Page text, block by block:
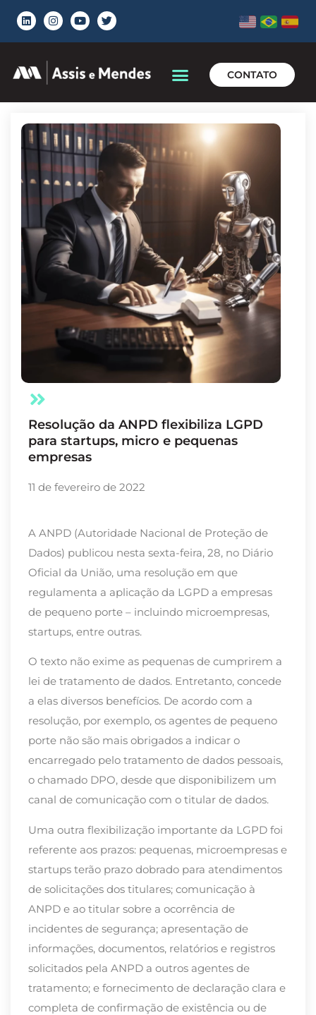
CONTATO
Resolução da ANPD flexibiliza LGPD
para startups, micro e pequenas
empresas
11 de fevereiro de 2022
A ANPD (Autoridade Nacional de Proteção de
Dados) publicou nesta sexta-feira, 28, no Diário
Oficial da União, uma resolução em que
regulamenta a aplicação da LGPD a empresas
de pequeno porte – incluindo microempresas,
startups, entre outras.
O texto não exime as pequenas de cumprirem a
lei de tratamento de dados. Entretanto, concede
a elas diversos benefícios. De acordo com a
resolução, por exemplo, os agentes de pequeno
porte não são mais obrigados a indicar o
encarregado pelo tratamento de dados pessoais,
o chamado DPO, desde que disponibilizem um
canal de comunicação com o titular de dados.
Uma outra flexibilização importante da LGPD foi
referente aos prazos: pequenas, microempresas e
startups terão prazo dobrado para atendimentos
de solicitações dos titulares; comunicação à
ANPD e ao titular sobre a ocorrência de
incidentes de segurança; apresentação de
informações, documentos, relatórios e registros
solicitados pela ANPD a outros agentes de
tratamento; e fornecimento de declaração clara e
completa de confirmação de existência ou de